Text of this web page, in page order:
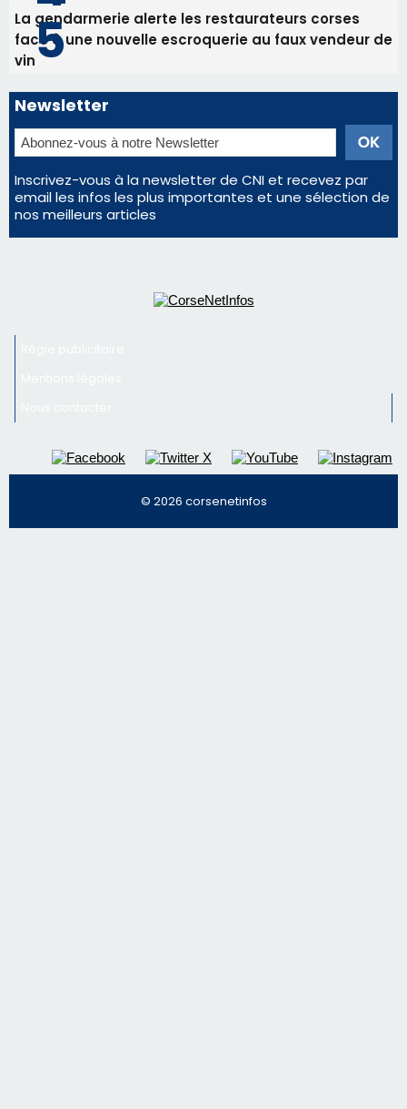
Satine Nomary est la nouvelle Miss Corse 2026
Éclipse du 12 août : la Corse aux premières loges
d'un spectacle qui ne reviendra pas avant 2081
Éclipse du 12 août : Où s'installer en Corse pour
profiter pleinement du spectacle ?
En Corse, un début de saison marqué par une
consommation en recul dans les restaurants
La gendarmerie alerte les restaurateurs corses
face à une nouvelle escroquerie au faux vendeur de